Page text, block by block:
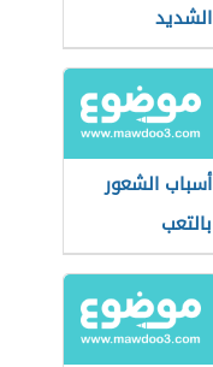
الشديد
أسباب الشعور
بالتعب